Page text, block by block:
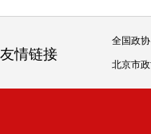
友情链接
全国政协
北京市